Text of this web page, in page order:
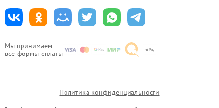
Мы принимаем
все формы оплаты
Политика конфиденциальности